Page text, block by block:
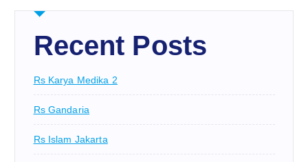
Recent Posts
Rs Karya Medika 2
Rs Gandaria
Rs Islam Jakarta